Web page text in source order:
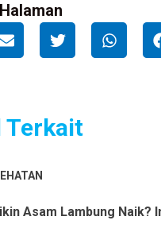
Asam Lambung Naik?